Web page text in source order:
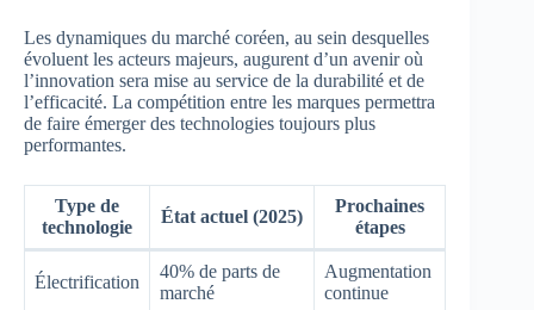
Les dynamiques du marché coréen, au sein desquelles
évoluent les acteurs majeurs, augurent d’un avenir où
l’innovation sera mise au service de la durabilité et de
l’efficacité. La compétition entre les marques permettra
de faire émerger des technologies toujours plus
performantes.
Type de
technologie
État actuel (2025)
Prochaines
étapes
Électrification
40% de parts de
marché
Augmentation
continue